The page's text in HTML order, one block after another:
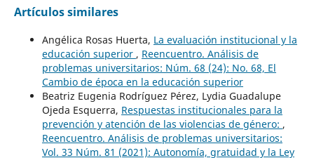
Artículos similares
Angélica Rosas Huerta, La evaluación institucional y la
educación superior , Reencuentro. Análisis de
problemas universitarios: Núm. 68 (24): No. 68, El
Cambio de época en la educación superior
Beatriz Eugenia Rodríguez Pérez, Lydia Guadalupe
Ojeda Esquerra, Respuestas institucionales para la
prevención y atención de las violencias de género: ,
Reencuentro. Análisis de problemas universitarios:
Vol. 33 Núm. 81 (2021): Autonomía, gratuidad y la Ley